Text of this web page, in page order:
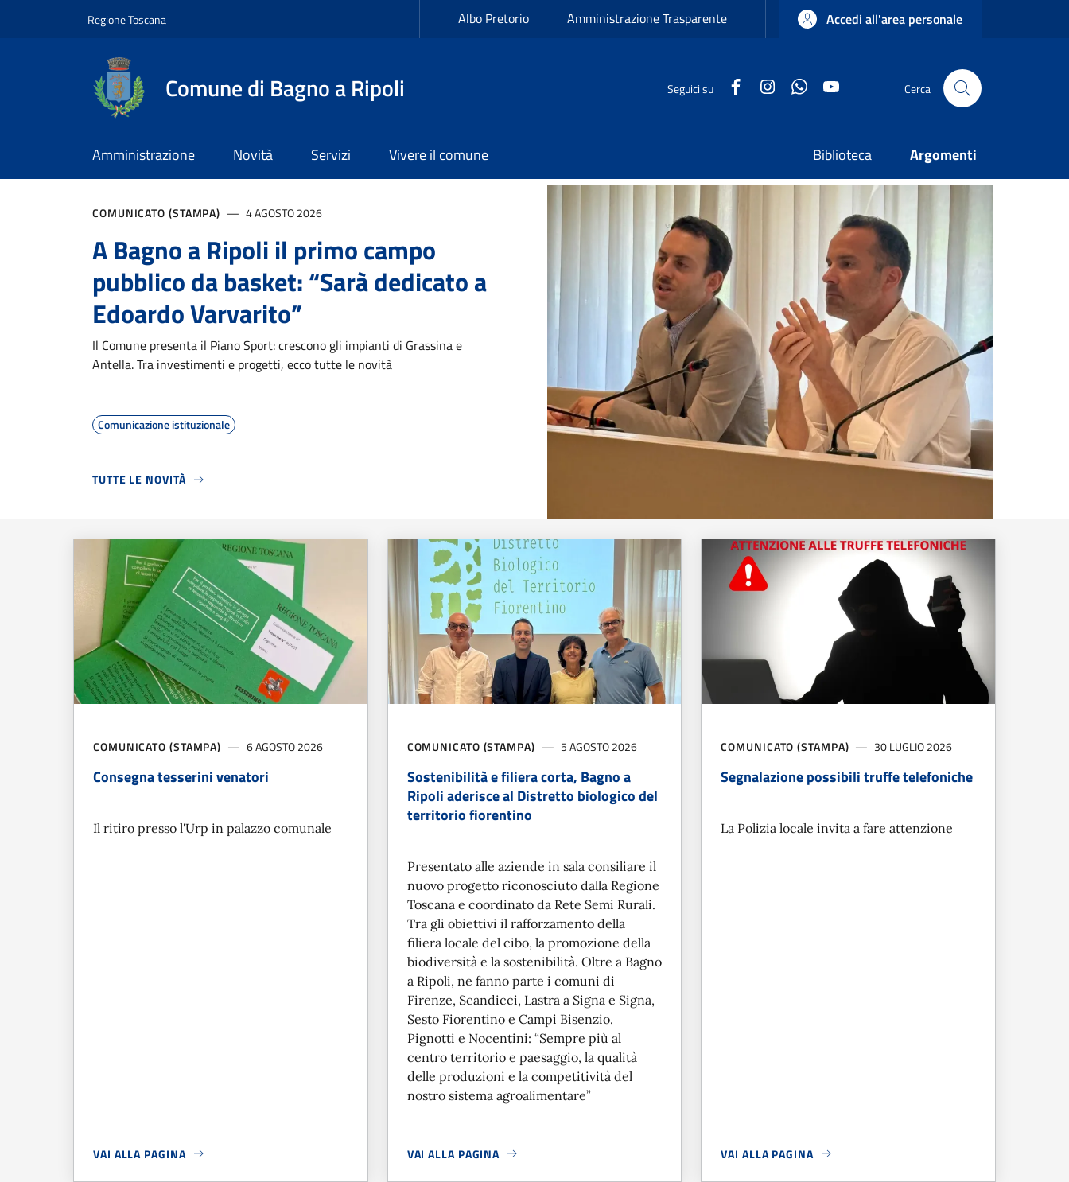
Comune di Bagno a Ripoli
Regione ToscanaSlim top Albo Pretorio Amministrazione Trasparente Accedi all'area personale
Comune di Bagno a Ripoli Seguici su FacebookInstagramWhatsApp Cerca
Amministrazione Novità Servizi Vivere il comune Biblioteca Argomenti
Contenuti in evidenza
COMUNICATO (STAMPA) 4 AGOSTO 2026
A Bagno a Ripoli il primo campo
pubblico da basket: “Sarà dedicato a
Edoardo Varvarito”
Il Comune presenta il Piano Sport: crescono gli impianti di Grassina e
Antella. Tra investimenti e progetti, ecco tutte le novità
Comunicazione istituzionale
TUTTE LE NOVITÀ
COMUNICATO (STAMPA) 6 AGOSTO 2026
Consegna tesserini venatori
Il ritiro presso l'Urp in palazzo comunale
VAI ALLA PAGINA
A PROPOSITO DICONSEGNA TESSERINI VENATORI
COMUNICATO (STAMPA) 5 AGOSTO 2026
Sostenibilità e filiera corta, Bagno a
Ripoli aderisce al Distretto biologico del
territorio fiorentino
Presentato alle aziende in sala consiliare il
nuovo progetto riconosciuto dalla Regione
Toscana e coordinato da Rete Semi Rurali.
Tra gli obiettivi il rafforzamento della
filiera locale del cibo, la promozione della
biodiversità e la sostenibilità. Oltre a Bagno
a Ripoli, ne fanno parte i comuni di
Firenze, Scandicci, Lastra a Signa e Signa,
Sesto Fiorentino e Campi Bisenzio.
Pignotti e Nocentini: “Sempre più al
centro territorio e paesaggio, la qualità
delle produzioni e la competitività del
nostro sistema agroalimentare”
VAI ALLA PAGINA
A PROPOSITO DISOSTENIBILITÀ E FILIERA CORTA, BAGNO A RIPOLI ADERISCE AL DISTRETTO BIOLOGICO DEL
COMUNICATO (STAMPA) 30 LUGLIO 2026
Segnalazione possibili truffe telefoniche
La Polizia locale invita a fare attenzione
VAI ALLA PAGINA
A PROPOSITO DISEGNALAZIONE POSSIBILI TRUFFE